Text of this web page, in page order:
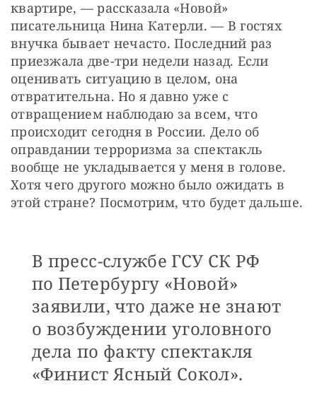
квартире, — рассказала «Новой»
писательница Нина Катерли. — В гостях
внучка бывает нечасто. Последний раз
приезжала две-три недели назад. Если
оценивать ситуацию в целом, она
отвратительна. Но я давно уже с
отвращением наблюдаю за всем, что
происходит сегодня в России. Дело об
оправдании терроризма за спектакль
вообще не укладывается у меня в голове.
Хотя чего другого можно было ожидать в
этой стране? Посмотрим, что будет дальше.
В пресс-службе ГСУ СК РФ
по Петербургу «Новой»
заявили, что даже не знают
о возбуждении уголовного
дела по факту спектакля
«Финист Ясный Сокол».